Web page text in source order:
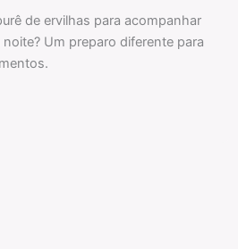
de ervilhas para acompanhar
Um preparo diferente para